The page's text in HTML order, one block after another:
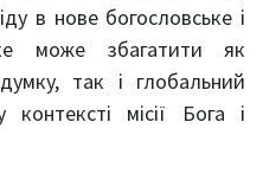
в нове богословське і
може збагатити як
так і глобальний
місії Бога і